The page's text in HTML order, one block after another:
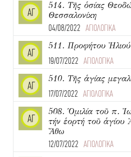
ΑΓ
514. Τῆς ὁσίας
Θεσσαλονίκη
04/08/2022 ΑΓΙΟΛΟΓΙΚΑ
ΑΓ
511. Προφήτου
19/07/2022 ΑΓΙΟΛΟΓΙΚΑ
ΑΓ
510. Τῆς ἁγίας
17/07/2022 ΑΓΙΟΛΟΓΙΚΑ
ΑΓ
508. Ὁμιλία τοῦ π.
τήν ἑορτή τοῦ ἁγίου
Ἄθω
12/07/2022 ΑΓΙΟΛΟΓΙΚΑ